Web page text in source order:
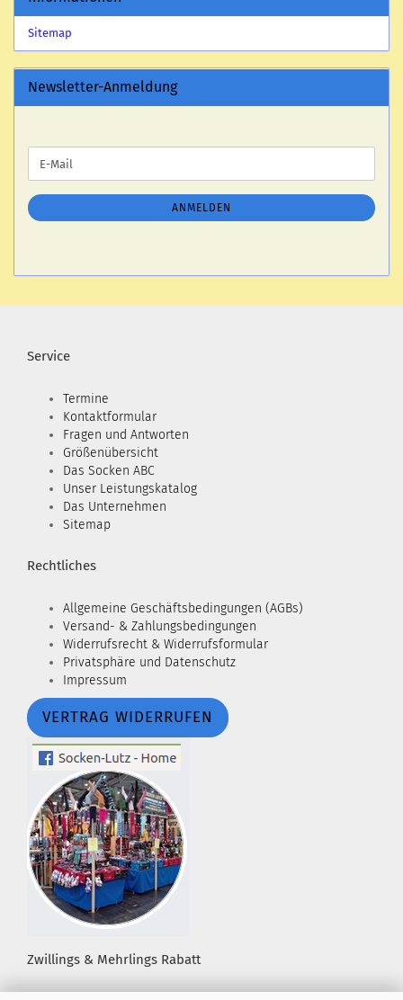
Sitemap
Newsletter-Anmeldung
ZUR
ANMELDUNG
E-
Mail
ANMELDEN
Service
Termine
Kontaktformular
Fragen und Antworten
Größenübersicht
Das Socken ABC
Unser Leistungskatalog
Das Unternehmen
Sitemap
Rechtliches
Allgemeine Geschäftsbedingungen (AGBs)
Versand- & Zahlungsbedingungen
Widerrufsrecht & Widerrufsformular
Privatsphäre und Datenschutz
Impressum
VERTRAG WIDERRUFEN
Zwillings & Mehrlings Rabatt